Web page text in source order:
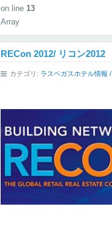
on line13
Array
RECon 2012/ リコン
カテゴリ: ラスベガスホテル情報